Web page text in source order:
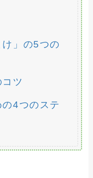
け」の5つの
ツ
4つのステ